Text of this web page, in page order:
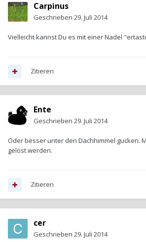
Carpinus
Geschrieben 29. Juli 2014
Vielleicht kannst Du es mit einer Nadel
Zitieren
Ente
Geschrieben 29. Juli 2014
Oder besser unter den Dachhimmel gucken.
gelöst werden.
Zitieren
cer
Geschrieben 29. Juli 2014